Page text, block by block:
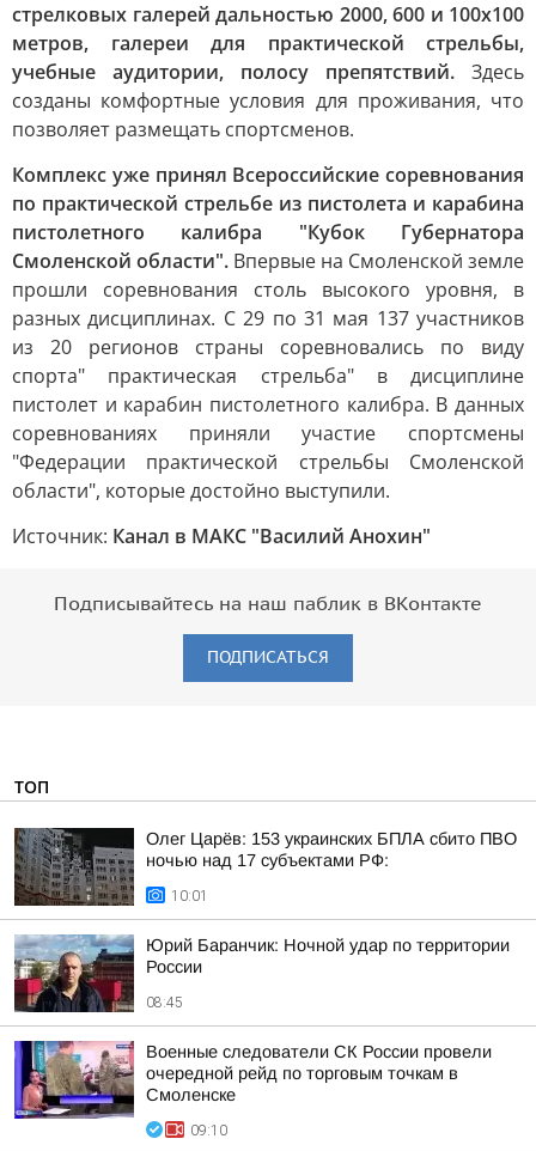
стрелковых галерей дальностью 2000, 600 и 100х100
метров, галереи для практической стрельбы,
учебные аудитории, полосу препятствий. Здесь
созданы комфортные условия для проживания, что
позволяет размещать спортсменов.
Комплекс уже принял Всероссийские соревнования
по практической стрельбе из пистолета и карабина
пистолетного калибра "Кубок Губернатора
Смоленской области". Впервые на Смоленской земле
прошли соревнования столь высокого уровня, в
разных дисциплинах. С 29 по 31 мая 137 участников
из 20 регионов страны соревновались по виду
спорта" практическая стрельба" в дисциплине
пистолет и карабин пистолетного калибра. В данных
соревнованиях приняли участие спортсмены
"Федерации практической стрельбы Смоленской
области", которые достойно выступили.
Источник: Канал в МАКС "Василий Анохин"
Подписывайтесь на наш паблик в ВКонтакте
ПОДПИСАТЬСЯ
ТОП
Олег Царёв: 153 украинских БПЛА сбито ПВО
ночью над 17 субъектами РФ:
10:01
Юрий Баранчик: Ночной удар по территории
России
08:45
Военные следователи СК России провели
очередной рейд по торговым точкам в
Смоленске
09:10